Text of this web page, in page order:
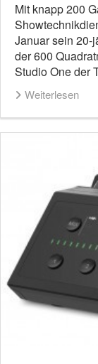
Mit knapp 200
Januar sein 20-
der 600
Studio One der
Weiterlesen